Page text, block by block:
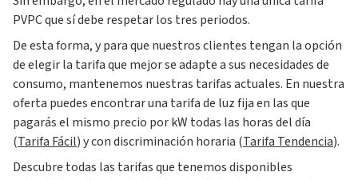
PVPC que sí debe respetar los tres periodos.
De esta forma, y para que nuestros clientes tengan la opción
de elegir la tarifa que mejor se adapte a sus necesidades de
consumo, mantenemos nuestras tarifas actuales. En nuestra
oferta puedes encontrar una tarifa de luz fija en las que
pagarás el mismo precio por kW todas las horas del día
(Tarifa Fácil) y con discriminación horaria (Tarifa Tendencia).
Descubre todas las tarifas que tenemos disponibles